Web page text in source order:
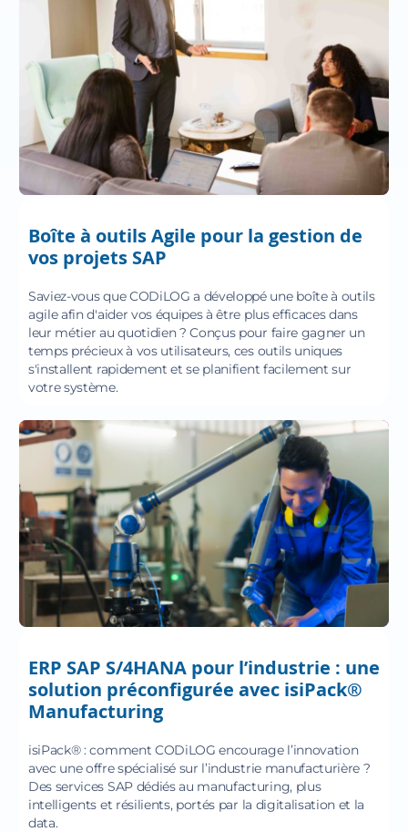
Boîte à outils Agile pour la gestion de
vos projets SAP
Saviez-vous que CODiLOG a développé une boîte à outils
agile afin d'aider vos équipes à être plus efficaces dans
leur métier au quotidien ? Conçus pour faire gagner un
temps précieux à vos utilisateurs, ces outils uniques
s'installent rapidement et se planifient facilement sur
votre système.
ERP SAP S/4HANA pour l’industrie : une
solution préconfigurée avec isiPack®
Manufacturing
isiPack® : comment CODiLOG encourage l’innovation
avec une offre spécialisé sur l’industrie manufacturière ?
Des services SAP dédiés au manufacturing, plus
intelligents et résilients, portés par la digitalisation et la
data.